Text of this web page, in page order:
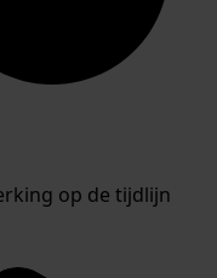
op de tijdlijn